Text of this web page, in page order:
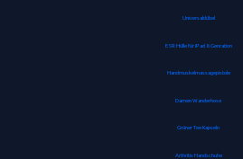
Universaldübel
ESR Hülle für iPad 8. Genration
Handmuskelmassagepistole
Damen Wanderhose
Grüner Tee Kapseln
Arthritis Handschuhe